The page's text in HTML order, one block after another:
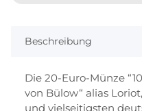
Beschreibung
Die 20-Euro-Münze
von Bülow“ alias
und vielseitigsten